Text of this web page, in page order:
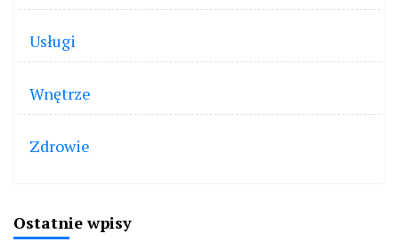
Usługi
Wnętrze
Zdrowie
Ostatnie wpisy